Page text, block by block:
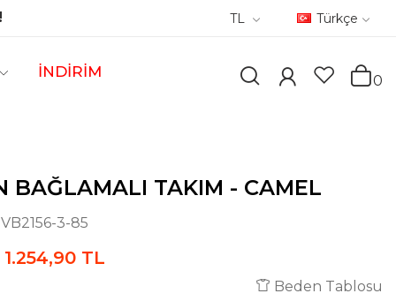
TL Türkçe
İNDİRİM
0
BAĞLAMALI TAKIM - CAMEL
VB2156-3-85
1.254,90 TL
Beden Tablosu